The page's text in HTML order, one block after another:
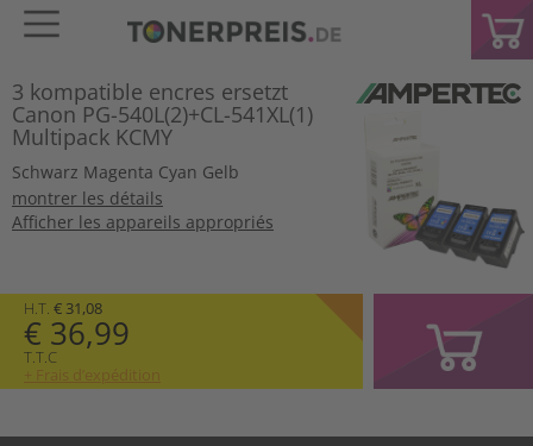
3 kompatible encres ersetzt
Canon PG-540L(2)+CL-541XL(1)
Multipack KCMY
Schwarz Magenta Cyan Gelb
montrer les détails
Afficher les appareils appropriés
H.T. € 31,08
€ 36,99
T.T.C
+ Frais d’expédition